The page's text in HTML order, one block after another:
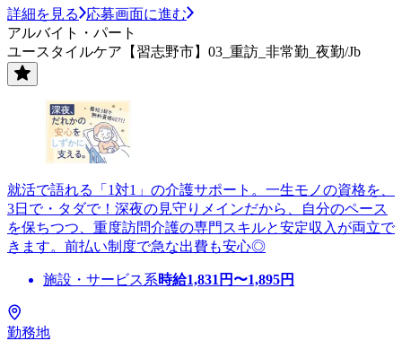
詳細を見る
応募画面に進む
アルバイト・パート
ユースタイルケア【習志野市】03_重訪_非常勤_夜勤/Jb
就活で語れる「1対1」の介護サポート。一生モノの資格を、
3日で・タダで！深夜の見守りメインだから、自分のペース
を保ちつつ、重度訪問介護の専門スキルと安定収入が両立で
きます。前払い制度で急な出費も安心◎
施設・サービス系時給1,831 円〜1,895円
勤務地